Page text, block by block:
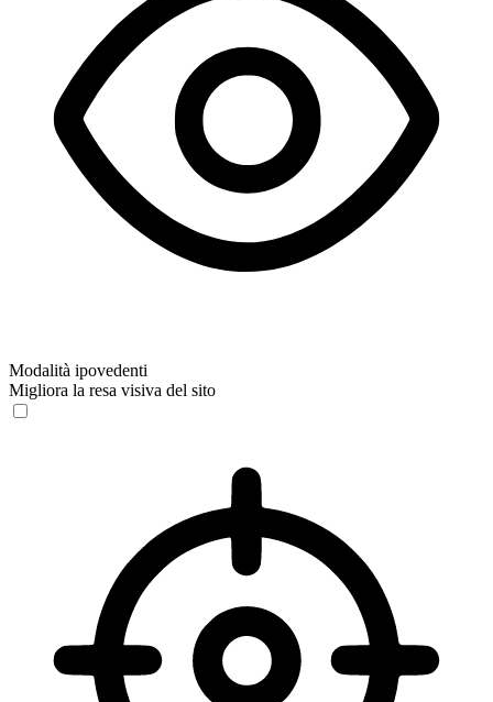
Modalità ipovedenti
Migliora la resa visiva del sito